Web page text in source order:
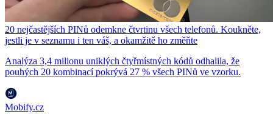
20 nejčastějších PINů odemkne čtvrtinu všech telefonů. Koukněte,
jestli je v seznamu i ten váš, a okamžitě ho změňte
Analýza 3,4 milionu uniklých čtyřmístných kódů odhalila, že
pouhých 20 kombinací pokrývá 27 % všech PINů ve vzorku.
Mobify.cz